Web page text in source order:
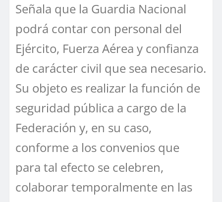
Señala que la Guardia Nacional
podrá contar con personal del
Ejército, Fuerza Aérea y confianza
de carácter civil que sea necesario.
Su objeto es realizar la función de
seguridad pública a cargo de la
Federación y, en su caso,
conforme a los convenios que
para tal efecto se celebren,
colaborar temporalmente en las